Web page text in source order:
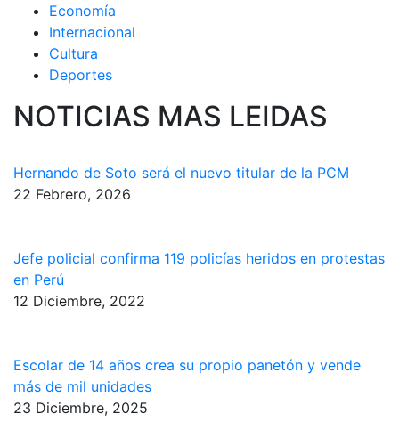
Economía
Internacional
Cultura
Deportes
NOTICIAS MAS LEIDAS
Hernando de Soto será el nuevo titular de la PCM
22 Febrero, 2026
Jefe policial confirma 119 policías heridos en protestas
en Perú
12 Diciembre, 2022
Escolar de 14 años crea su propio panetón y vende
más de mil unidades
23 Diciembre, 2025